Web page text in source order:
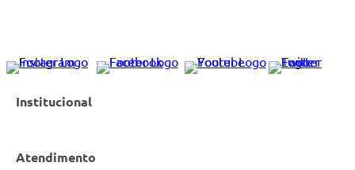
Institucional
Atendimento